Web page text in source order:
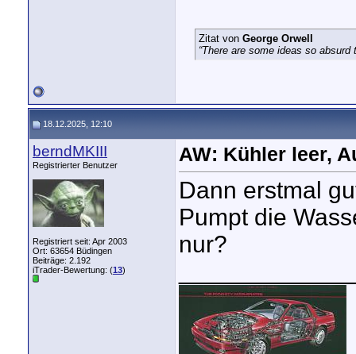
Zitat von George Orwell
“There are some ideas so
18.12.2025, 12:10
berndMKIII
Registrierter Benutzer
Registriert seit: Apr 2003
Ort: 63654 Büdingen
Beiträge: 2.192
iTrader-Bewertung: (13)
AW: Kühler leer,
Dann erstmal
Pumpt die
nur?